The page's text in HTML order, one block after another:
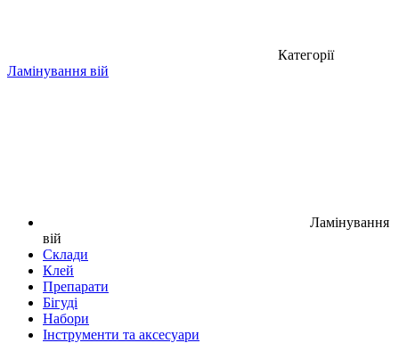
Категорії
Ламінування вій
Ламінування
вій
Склади
Клей
Препарати
Бігуді
Набори
Інструменти та аксесуари